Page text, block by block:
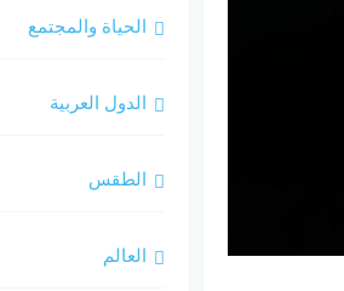
الحياة والمجتمع
الدول العربية
الطقس
العالم